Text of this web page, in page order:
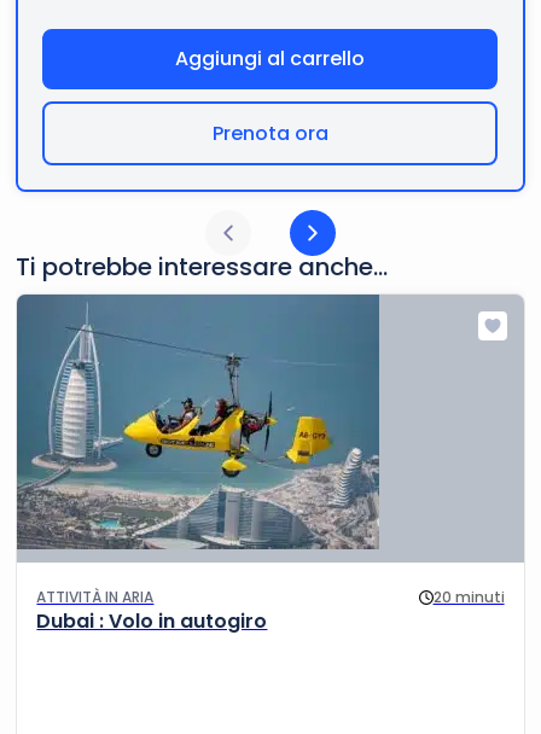
Aggiungi al carrello
Prenota ora
Ti potrebbe interessare anche...
ATTIVITÀ IN ARIA 20 minuti
Dubai : Volo in autogiro